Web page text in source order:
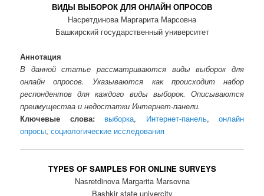
ВИДЫ ВЫБОРОК ДЛЯ ОНЛАЙН ОПРОСОВ
Насретдинова Маргарита Марсовна
Башкирский государственный университет
Аннотация
В данной статье рассматриваются виды выборок для
онлайн опросов. Указываются как происходит набор
респондентов для каждого виды выборок. Описываются
преимущества и недостатки Интернет-панели.
Ключевые слова:
выборка, Интернет-панель, онлайн
опросы,социологические исследования
TYPES OF SAMPLES FOR ONLINE SURVEYS
Nasretdinova Margarita Marsovna
Bashkir state univercity